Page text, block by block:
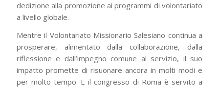
dedizione alla promozione ai programmi di volontariato
a livello globale.
Mentre il Volontariato Missionario Salesiano continua a
prosperare, alimentato dalla collaborazione, dalla
riflessione e dall’impegno comune al servizio, il suo
impatto promette di risuonare ancora in molti modi e
per molto tempo. E il congresso di Roma è servito a